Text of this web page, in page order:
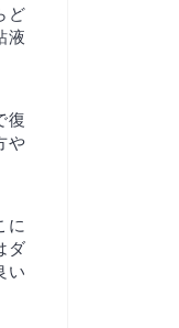
ど
液
復
や
に
ダ
い